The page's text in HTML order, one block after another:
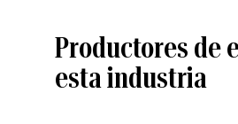
Productores de
esta industria